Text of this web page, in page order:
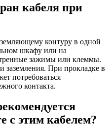
кабеля при
контуру в одной
шкафу или на
зажимы или клеммы.
заземления. При прокладке в
потребоваться
контакта.
с этим кабелем?